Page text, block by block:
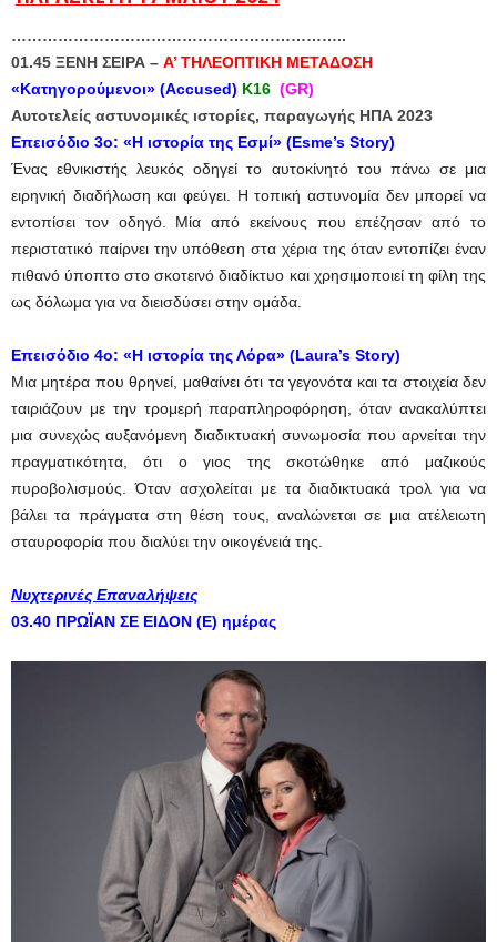
………………………………………………………..
01.45 ΞΕΝΗ ΣΕΙΡΑ – Α’ ΤΗΛΕΟΠΤΙΚΗ ΜΕΤΑΔΟΣΗ
«Κατηγορούμενοι» (Accused) K16 (GR)
Αυτοτελείς αστυνομικές ιστορίες, παραγωγής ΗΠΑ 2023
Επεισόδιο 3ο: «Η ιστορία της Εσμί» (Esme’s Story)
Ένας εθνικιστής λευκός οδηγεί το αυτοκίνητό του πάνω σε μια
ειρηνική διαδήλωση και φεύγει. Η τοπική αστυνομία δεν μπορεί να
εντοπίσει τον οδηγό. Μία από εκείνους που επέζησαν από το
περιστατικό παίρνει την υπόθεση στα χέρια της όταν εντοπίζει έναν
πιθανό ύποπτο στο σκοτεινό διαδίκτυο και χρησιμοποιεί τη φίλη της
ως δόλωμα για να διεισδύσει στην ομάδα.
Επεισόδιο 4ο: «Η ιστορία της Λόρα» (Laura’s Story)
Μια μητέρα που θρηνεί, μαθαίνει ότι τα γεγονότα και τα στοιχεία δεν
ταιριάζουν με την τρομερή παραπληροφόρηση, όταν ανακαλύπτει
μια συνεχώς αυξανόμενη διαδικτυακή συνωμοσία που αρνείται την
πραγματικότητα, ότι ο γιος της σκοτώθηκε από μαζικούς
πυροβολισμούς. Όταν ασχολείται με τα διαδικτυακά τρολ για να
βάλει τα πράγματα στη θέση τους, αναλώνεται σε μια ατέλειωτη
σταυροφορία που διαλύει την οικογένειά της.
Νυχτερινές Επαναλήψεις
03.40 ΠΡΩΪΑΝ ΣΕ ΕΙΔΟΝ (Ε) ημέρας